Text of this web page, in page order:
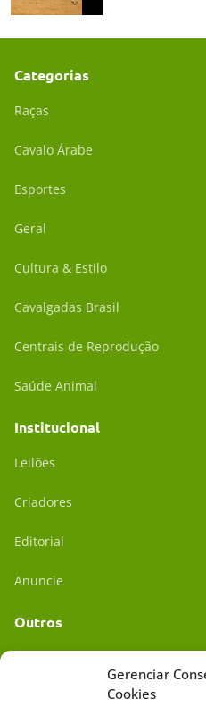
Gerenciar
Cookies
Categorias
Raças
Cavalo Árabe
Esportes
Geral
Cultura & Estilo
Cavalgadas Brasil
Centrais de Reprodução
Saúde Animal
Institucional
Leilões
Criadores
Editorial
Anuncie
Outros